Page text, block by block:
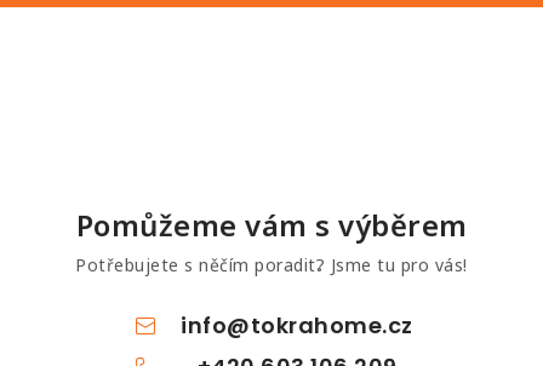
Pomůžeme vám s výběrem
Potřebujete s něčím poradit? Jsme tu pro vás!
info@tokrahome.cz